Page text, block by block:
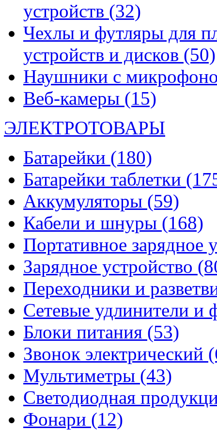
устройств (32)
Чехлы и футляры для
устройств и дисков (50)
Наушники с
Веб-камеры (15)
ЭЛЕКТРОТОВАРЫ
Батарейки (180)
Батарейки таблетки
Аккумуляторы (59)
Кабели и шнуры (168)
Портативное зарядное
Зарядное устройство
Переходники и
Сетевые удлинители и
Блоки питания (53)
Звонок электрический
Мультиметры (43)
Светодиодная
Фонари (12)